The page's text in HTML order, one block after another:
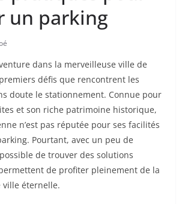
un parking
dans la merveilleuse ville de
premiers défis que rencontrent les
doute le stationnement. Connue pour
et son riche patrimoine historique,
n’est pas réputée pour ses facilités
Pourtant, avec un peu de
de trouver des solutions
de profiter pleinement de la
ville éternelle.